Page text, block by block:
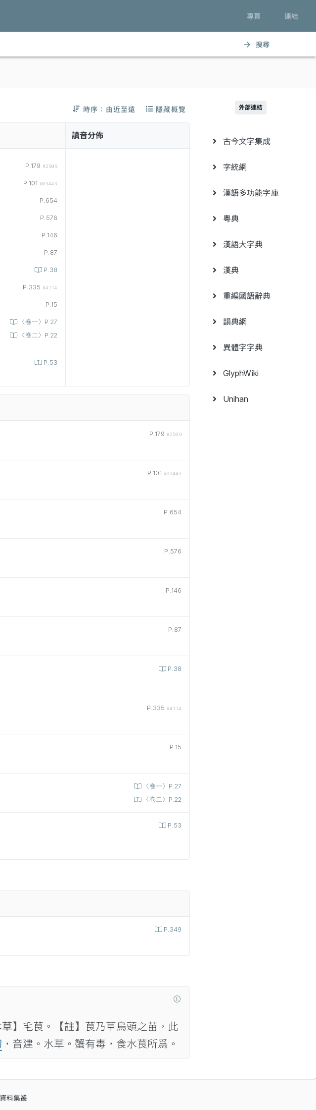
專頁 連結
arrow_forward 搜尋
時序：由近至遠 隱藏概覽
P.179 #2509
P.101 #03443
P.654
P.576
P.146
P.87
P.38
P.335 #4114
P.15
〈卷一〉P.27
〈卷二〉P.22
P.53
讀音分佈
P.179 #2509
P.101 #03443
P.654
P.576
P.146
P.87
P.38
P.335 #4114
P.15
〈卷一〉P.27
〈卷二〉P.22
P.53
P.349
】 毛茛。 【註】 茛乃草烏頭之苗，此
，音建。水草。蟹有毒，食水茛所爲。
外部連結
古今文字集成
字統網
漢語多功能字庫
粵典
漢語大字典
漢典
重編國語辭典
韻典網
異體字字典
GlyphWiki
Unihan
料集叢